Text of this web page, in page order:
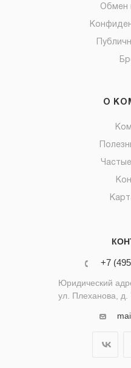
Обмен
О
+7
Юридический
ул. Плеханова,